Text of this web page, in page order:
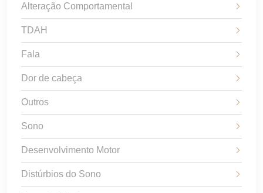
Alteração Comportamental
TDAH
Fala
Dor de cabeça
Outros
Sono
Desenvolvimento Motor
Distúrbios do Sono